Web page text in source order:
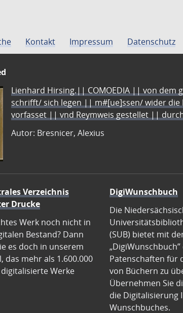
Kontakt Impressum Datenschutz
Lienhard Hirsing.|| COMOEDIA || von
schrifft/ sich legen || m#[ue]ssen/ wider
vorfasset || vnd Reymweis gestellet ||
Autor: Bresnicer, Alexius
Verzeichnis
Drucke
Werk noch nicht in
Bestand? Dann
es doch in unserem
das mehr als 1.600.000
Werke
DigiWunschbuch
Die
(SUB) bietet mit
Patenschaften für
von Büchern zu
Übernehmen Sie
die Digitalisierung
Wunschbuches.